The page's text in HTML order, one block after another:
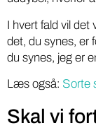
I hvert fald vil
det, du synes, er
du synes, jeg er
Læs også: Sorte
Skal vi